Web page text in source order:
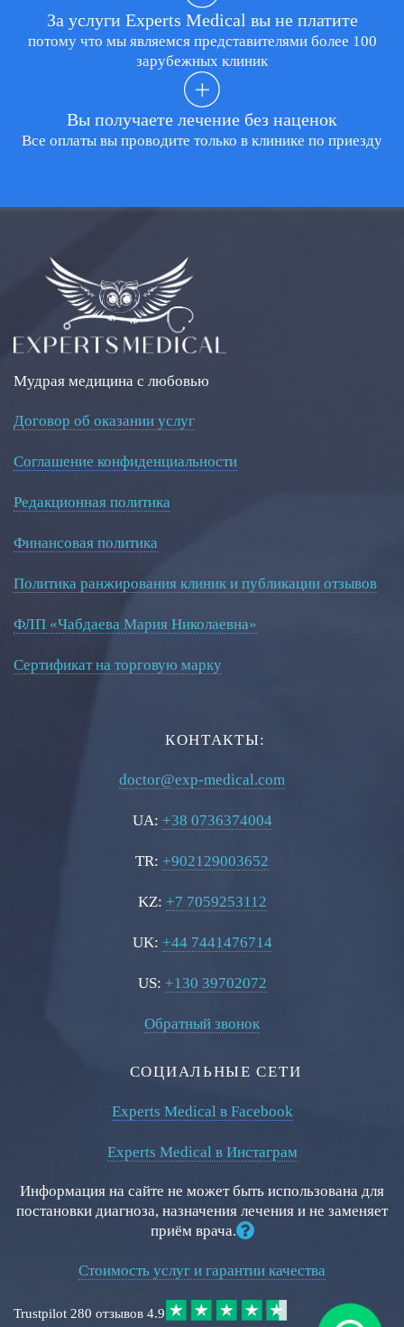
За услуги Experts Medical вы не платите
потому что мы являемся представителями более 100
зарубежных клиник
Вы получаете лечение без наценок
Все оплаты вы проводите только в клинике по приезду
Мудрая медицина с любовью
Договор об оказании услуг
Соглашение конфиденциальности
Редакционная политика
Финансовая политика
Политика ранжирования клиник и публикации отзывов
ФЛП «Чабдаева Мария Николаевна»
Сертификат на торговую марку
КОНТАКТЫ:
doctor@exp-medical.com
UA: +38 0736374004
TR: +902129003652
KZ: +7 7059253112
UK: +44 7441476714
US: +130 39702072
Обратный звонок
СОЦИАЛЬНЫЕ СЕТИ
Experts Medical в Facebook
Experts Medical в Инстаграм
Информация на сайте не может быть использована для
постановки диагноза, назначения лечения и не заменяет
приём врача.
Стоимость услуг и гарантии качества
Trustpilot 280 отзывов 4.9